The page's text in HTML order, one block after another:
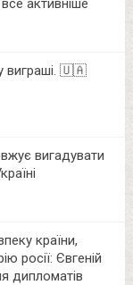
активніше
виграші. 🇺🇦
вигадувати
країни,
росії: Євгеній
дипломатів